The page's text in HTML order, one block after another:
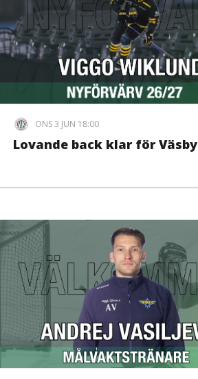
ONS 3 JUN 18:00
Lovande back klar för Väsby